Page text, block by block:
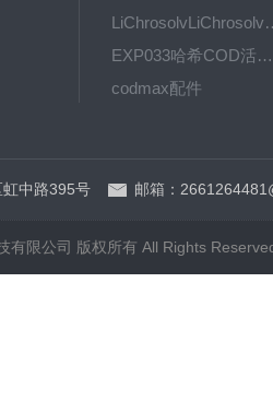
EXP033哈希COD活塞泵价格 EXP033
codmax配件
中路395号 邮箱：
有限公司 版权所有 All Rights